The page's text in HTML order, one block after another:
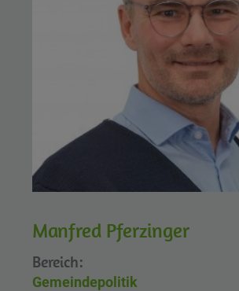
Manfred Pferzinger
Bereich:
Gemeindepolitik